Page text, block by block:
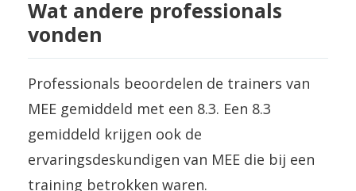
Wat andere professionals
vonden
Professionals beoordelen de trainers van
MEE gemiddeld met een 8.3. Een 8.3
gemiddeld krijgen ook de
ervaringsdeskundigen van MEE die bij een
training betrokken waren.